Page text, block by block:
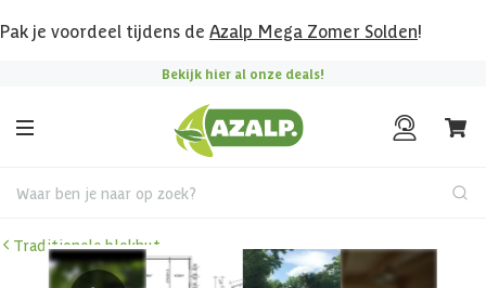
Pak je voordeel tijdens de Azalp Mega Zomer Solden!
Bekijk hier al onze deals!
Waar ben je naar op zoek?
Traditionele blokhut